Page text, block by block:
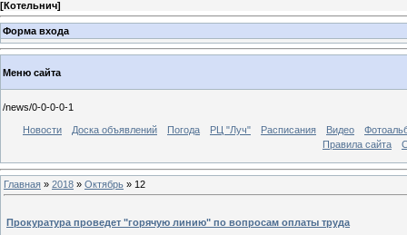
[Котельнич]
Форма входа
Меню сайта
/news/0-0-0-0-1
Новости Доска объявлений Погода РЦ "Луч" Расписания Видео
Правила сайта
Главная » 2018 » Октябрь » 12
Прокуратура проведет "горячую линию" по вопросам оплаты труда